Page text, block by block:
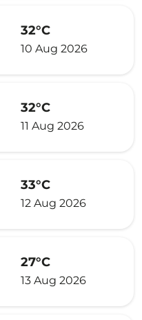
32°C
10 Aug 2026
32°C
11 Aug 2026
33°C
12 Aug 2026
27°C
13 Aug 2026